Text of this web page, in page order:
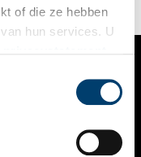
of die ze hebben
hun services. U